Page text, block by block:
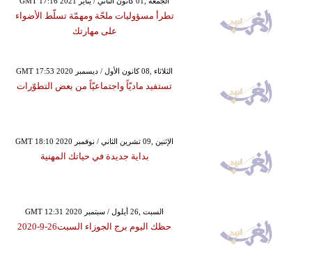
تطرأ مسؤوليات ملحّة ومهمّة تسلّط الأضواء
على مهارتك
GMT 17:53 2020 الثلاثاء ,08 كانون الأول / ديسمبر
تستفيد ماديّاً واجتماعيّاً من بعض التطوّرات
GMT 18:10 2020 الإثنين ,09 تشرين الثاني / نوفمبر
بداية جديدة في حياتك المهنية
GMT 12:31 2020 السبت ,26 أيلول / سبتمبر
حظك اليوم برج الجوزاء السبت26-9-2020